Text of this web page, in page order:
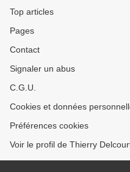
Top articles
Pages
Contact
Signaler un abus
C.G.U.
Cookies et données
Préférences cookies
Voir le profil de Thierry